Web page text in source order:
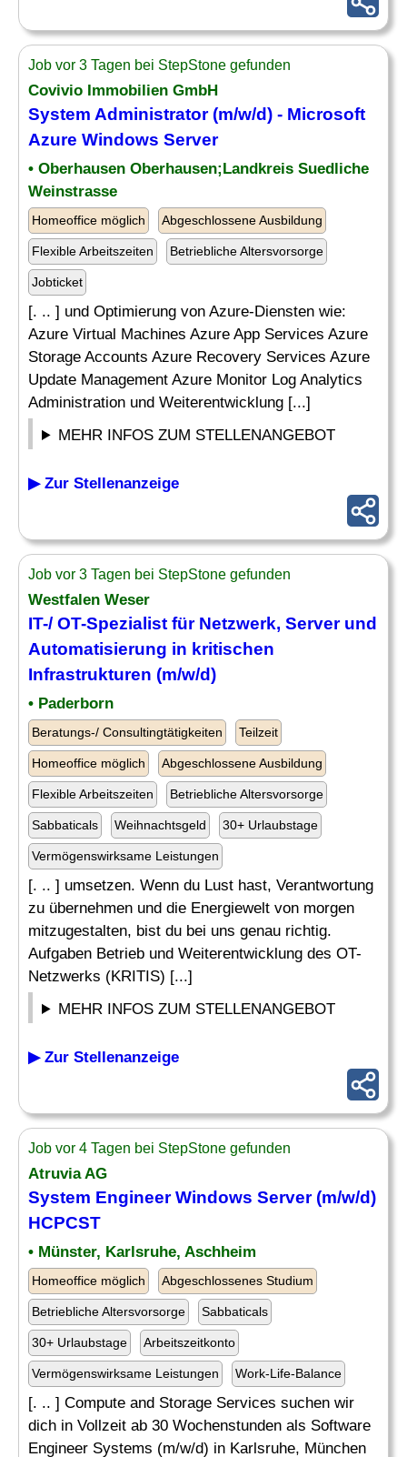
Job vor 3 Tagen bei StepStone gefunden
Covivio Immobilien GmbH
System Administrator (m/w/d) - Microsoft
Azure Windows Server
• Oberhausen Oberhausen;Landkreis Suedliche
Weinstrasse
Homeoffice möglich Abgeschlossene Ausbildung
Flexible Arbeitszeiten Betriebliche Altersvorsorge
Jobticket
[. .. ] und Optimierung von Azure-Diensten wie:
Azure Virtual Machines Azure App Services Azure
Storage Accounts Azure Recovery Services Azure
Update Management Azure Monitor Log Analytics
Administration und Weiterentwicklung [...]
MEHR INFOS ZUM STELLENANGEBOT
▶ Zur Stellenanzeige
Job vor 3 Tagen bei StepStone gefunden
Westfalen Weser
IT-/ OT-Spezialist für Netzwerk, Serverund
Automatisierung in kritischen
Infrastrukturen (m/w/d)
• Paderborn
Beratungs-/ Consultingtätigkeiten Teilzeit
Homeoffice möglich Abgeschlossene Ausbildung
Flexible Arbeitszeiten Betriebliche Altersvorsorge
Sabbaticals Weihnachtsgeld 30+ Urlaubstage
Vermögenswirksame Leistungen
[. .. ] umsetzen. Wenn du Lust hast, Verantwortung
zu übernehmen und die Energiewelt von morgen
mitzugestalten, bist du bei uns genau richtig.
Aufgaben Betrieb und Weiterentwicklung des OT-
Netzwerks (KRITIS) [...]
MEHR INFOS ZUM STELLENANGEBOT
▶ Zur Stellenanzeige
Job vor 4 Tagen bei StepStone gefunden
Atruvia AG
System Engineer Windows Server(m/w/d)
HCPCST
• Münster, Karlsruhe, Aschheim
Homeoffice möglich Abgeschlossenes Studium
Betriebliche Altersvorsorge Sabbaticals
30+ Urlaubstage Arbeitszeitkonto
Vermögenswirksame Leistungen Work-Life-Balance
[. .. ] Compute and Storage Services suchen wir
dich in Vollzeit ab 30 Wochenstunden als Software
Engineer Systems (m/w/d) in Karlsruhe, München